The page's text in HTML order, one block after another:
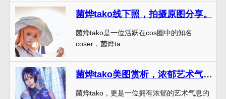
菌烨tako线下照，拍摄原图分享。
菌烨tako是一位活跃在cos圈中的知名
coser，菌烨ta...
菌烨tako美图赏析，浓郁艺术气息扑面而来。
菌烨tako，更是一位拥有浓郁的艺术气息的